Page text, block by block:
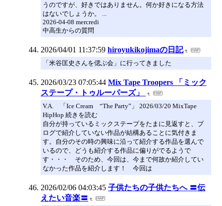
うのですが、好きではありません。何か好きになる方法
はないでしょうか。 ...
2026-04-08 mercredi
中高生からの質問
2026/04/01 11:37:59 hiroyukikojimaの日記
「米谷匡史さんを偲ぶ会」に行ってきました
2026/03/23 07:05:44 Mix Tape Troopers 「ミック
ステープ・トゥルーパーズ」
V.A. 「Ice Cream “The Party”」 2026/03/20 MixTape
HipHop 続きを読む
自分が持っているミックステープをたまに見返すと、ブ
ログで紹介していない作品が結構あることに気付きま
す。自分のその時の興味に沿って紹介する作品を選んで
いるので、どうも紹介する作品に偏りがでるようで
す・・・ そのため、今回は、今まで何故か紹介してい
なかった作品を紹介します！ 今回は
2026/02/06 04:03:45 子供たちの子供たちへ 〓伝
えたい音楽〓